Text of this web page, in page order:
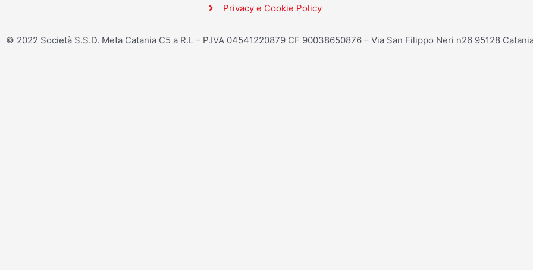
Privacy e Cookie Policy
© 2022 Società S.S.D. Meta Catania C5 a R.L – P.IVA 04541220879 CF 90038650876 – Via San Filippo Neri n26 95128